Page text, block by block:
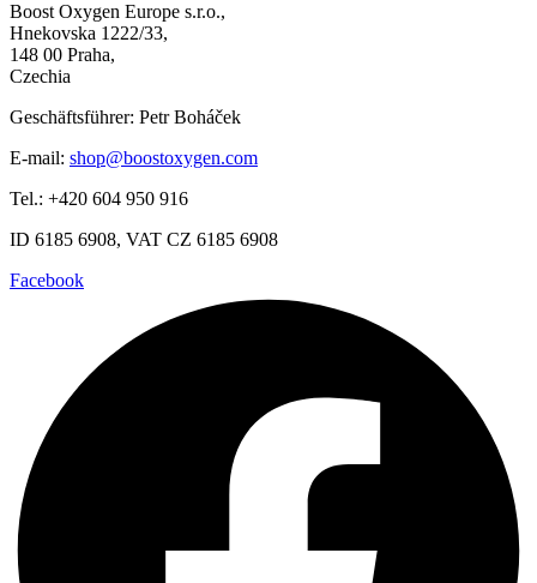
Boost Oxygen Europe s.r.o.,
Hnekovska 1222/33,
148 00 Praha,
Czechia
Geschäftsführer: Petr Boháček
E-mail: shop@boostoxygen.com
Tel.: +420 604 950 916
ID 6185 6908, VAT CZ 6185 6908
Facebook